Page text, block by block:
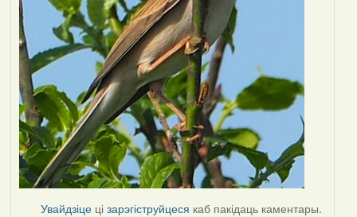
Увайдзіце цізарэгіструйцеся каб пакідаць каментары.